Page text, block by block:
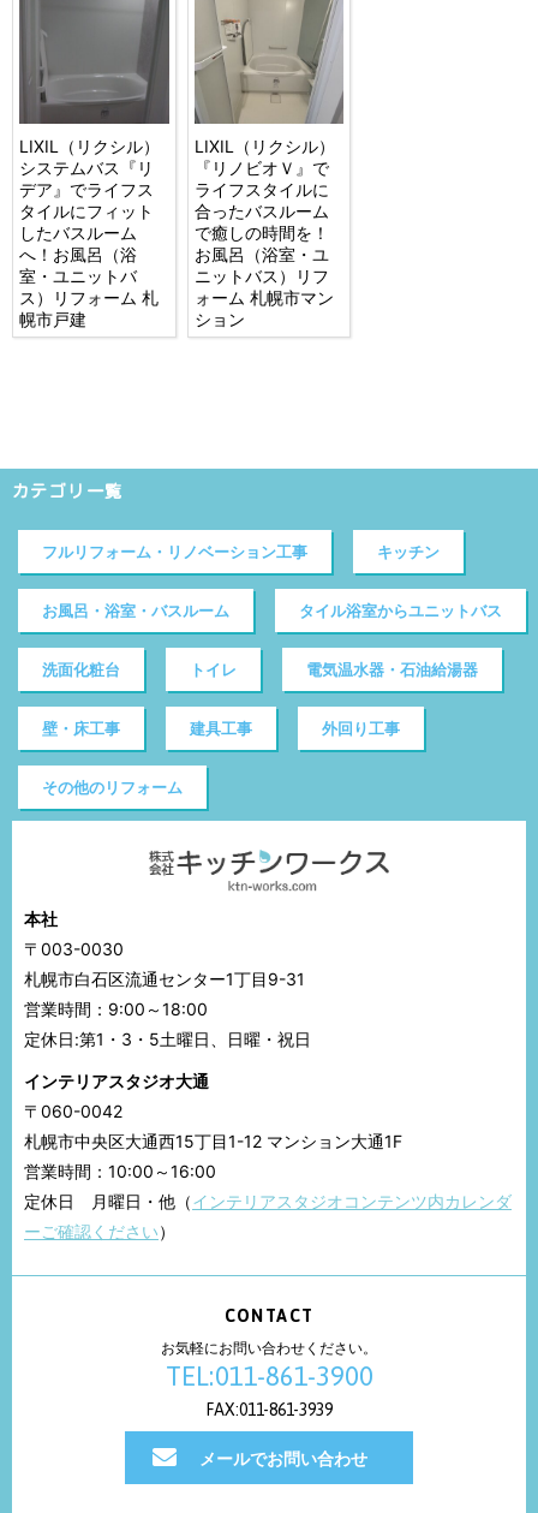
LIXIL（リクシル）
システムバス『リ
デア』でライフス
タイルにフィット
したバスルーム
へ！お風呂（浴
室・ユニットバ
ス）リフォーム 札
幌市戸建
LIXIL（リクシル）
『リノビオＶ』で
ライフスタイルに
合ったバスルーム
で癒しの時間を！
お風呂（浴室・ユ
ニットバス）リフ
ォーム 札幌市マン
ション
カテゴリ一覧
フルリフォーム・リノベーション工事 キッチン
お風呂・浴室・バスルーム タイル浴室からユニットバス
洗面化粧台 トイレ 電気温水器・石油給湯器
壁・床工事 建具工事 外回り工事
その他のリフォーム
本社
〒003-0030
札幌市白石区流通センター1丁目9-31
営業時間：9:00～18:00
定休日:第1・3・5土曜日、日曜・祝日
インテリアスタジオ大通
〒060-0042
札幌市中央区大通西15丁目1-12 マンション大通1F
営業時間：10:00～16:00
定休日 月曜日・他（インテリアスタジオコンテンツ内カレンダ
ーご確認ください）
CONTACT
お気軽にお問い合わせください。
TEL:011-861-3900
FAX:011-861-3939
メールでお問い合わせ